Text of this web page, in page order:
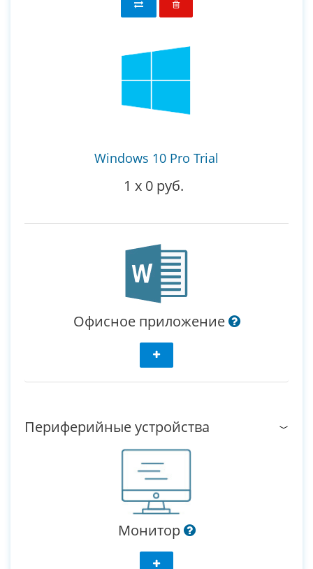
Windows 10 Pro Trial
1 x 0 руб.
Офисное приложение
Периферийные устройства
Монитор